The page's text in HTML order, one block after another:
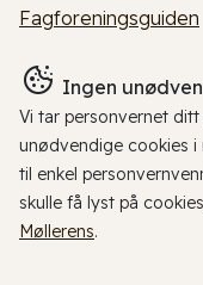
Fagforeningsguiden
Ingen
Vi tar personvernet
unødvendige cookies i
til enkel
skulle få lyst på
Møllerens.